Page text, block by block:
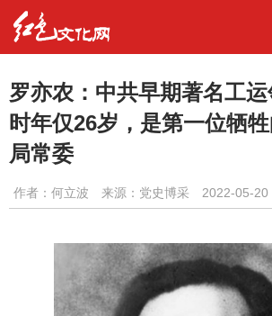
罗亦农：中共早期著名工
时年仅26岁，是第一位牺
局常委
作者： 何立波 来源：党史博采 2022-05-20